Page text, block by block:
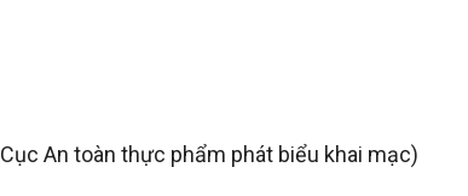
An toàn thực phẩm phát biểu khai mạc)